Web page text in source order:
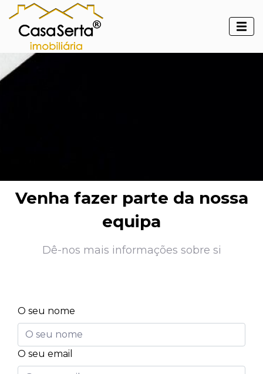
Venha fazer parte da nossa
equipa
Dê-nos mais informações sobre si
O seu nome
O seu email